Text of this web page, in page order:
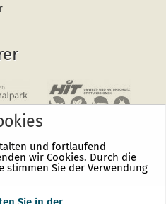
und fortlaufend
wir Cookies. Durch die
stimmen Sie der Verwendung